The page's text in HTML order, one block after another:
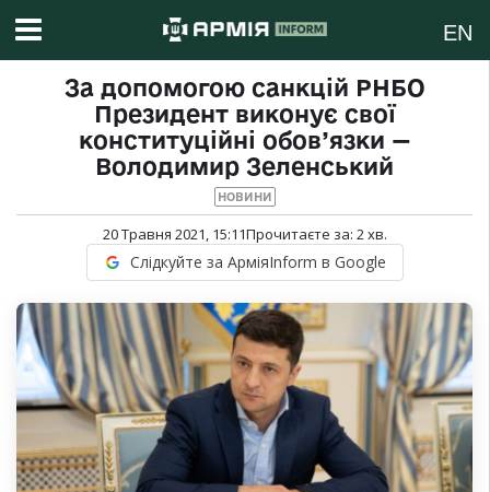
EN
За допомогою санкцій РНБО
Президент виконує свої
конституційні обов’язки —
Володимир Зеленський
НОВИНИ
20 Травня 2021, 15:11Прочитаєте за: 2хв.
Слідкуйте за АрміяInform в Google